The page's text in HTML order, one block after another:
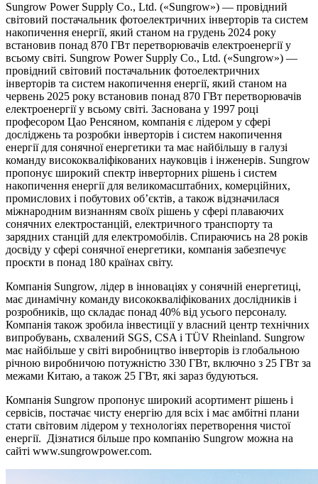
Sungrow Power Supply Co., Ltd. («Sungrow») — провідний
світовий постачальник фотоелектричних інверторів та систем
накопичення енергії, який станом на грудень 2024 року
встановив понад 870 ГВт перетворювачів електроенергії у
всьому світі. Sungrow Power Supply Co., Ltd. («Sungrow») —
провідний світовий постачальник фотоелектричних
інверторів та систем накопичення енергії, який станом на
червень 2025 року встановив понад 870 ГВт перетворювачів
електроенергії у всьому світі. Заснована у 1997 році
професором Цао Ренсяном, компанія є лідером у сфері
досліджень та розробки інверторів і систем накопичення
енергії для сонячної енергетики та має найбільшу в галузі
команду висококваліфікованих науковців і інженерів. Sungrow
пропонує широкий спектр інверторних рішень і систем
накопичення енергії для великомасштабних, комерційних,
промислових і побутових об’єктів, а також відзначилася
міжнародним визнанням своїх рішень у сфері плаваючих
сонячних електростанцій, електричного транспорту та
зарядних станцій для електромобілів. Спираючись на 28 років
досвіду у сфері сонячної енергетики, компанія забезпечує
проєкти в понад 180 країнах світу.
Компанія Sungrow, лідер в інноваціях у сонячній енергетиці,
має динамічну команду висококваліфікованих дослідників і
розробників, що складає понад 40% від усього персоналу.
Компанія також зробила інвестиції у власний центр технічних
випробувань, схвалений SGS, CSA і TÜV Rheinland. Sungrow
має найбільше у світі виробництво інверторів із глобальною
річною виробничою потужністю 330 ГВт, включно з 25 ГВт за
межами Китаю, а також 25 ГВт, які зараз будуються.
Компанія Sungrow пропонує широкий асортимент рішень і
сервісів, постачає чисту енергію для всіх і має амбітні плани
стати світовим лідером у технологіях перетворення чистої
енергії. Дізнатися більше про компанію Sungrow можна на
сайті www.sungrowpower.com.